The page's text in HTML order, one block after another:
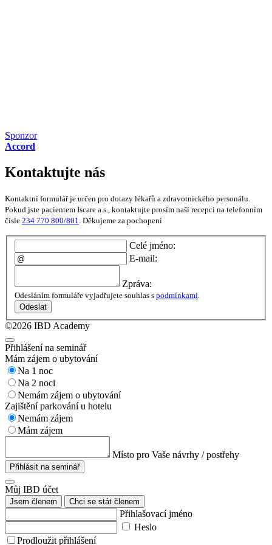
Sponzor
Accord
Kontaktujte nás
Kontaktní formulář je určen pro dotazy lékařů a zdravotnického personálu.
Pokud jste pacientem Iscare a.s., kontaktujte prosím naší recepci na telefonním
čísle 234 770 800/801 . Děkujeme za pochopení
Celé jméno:
E-mail:
Zpráva:
Odesláním formuláře vyjadřujete souhlas s podmínkami.
Odeslat
©2026 IBD Academy
Přihlášení na seminář
Mám zájem o ubytování
Na 1 noc
Na 2 noci
Nemám zájem o ubytování
Zajištění parkování u hotelu
Nemám zájem
Mám zájem
Místo pro Vaše návrhy / postřehy
Přihlásit na seminář
Můj IBD účet
Jsem členem Chci se stát členem
Přihlašovací jméno
Heslo
Prodloužit přihlášení